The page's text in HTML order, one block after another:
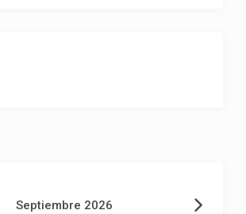
Septiembre 2026